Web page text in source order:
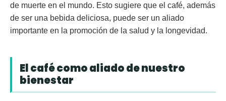
de muerte en el mundo. Esto sugiere que el café, además
de ser una bebida deliciosa, puede ser un aliado
importante en la promoción de la salud y la longevidad.
El café como aliado de nuestro
bienestar